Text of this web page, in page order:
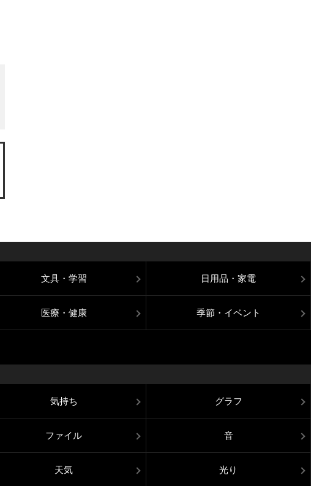
文具・学習 日用品・家電
医療・健康 季節・イベント
気持ち グラフ
ファイル 音
天気 光り